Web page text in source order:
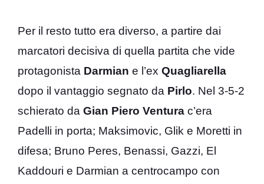
Per il resto tutto era diverso, a partire dai
marcatori decisiva di quella partita che vide
protagonista Darmian e l’ex Quagliarella
dopo il vantaggio segnato da Pirlo. Nel 3-5-2
schierato da Gian Piero Ventura c’era
Padelli in porta; Maksimovic, Glik e Moretti in
difesa; Bruno Peres, Benassi, Gazzi, El
Kaddouri e Darmian a centrocampo con